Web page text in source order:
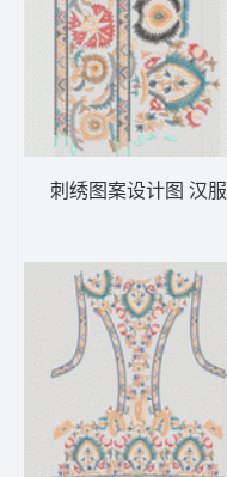
刺绣图案设计图 汉服